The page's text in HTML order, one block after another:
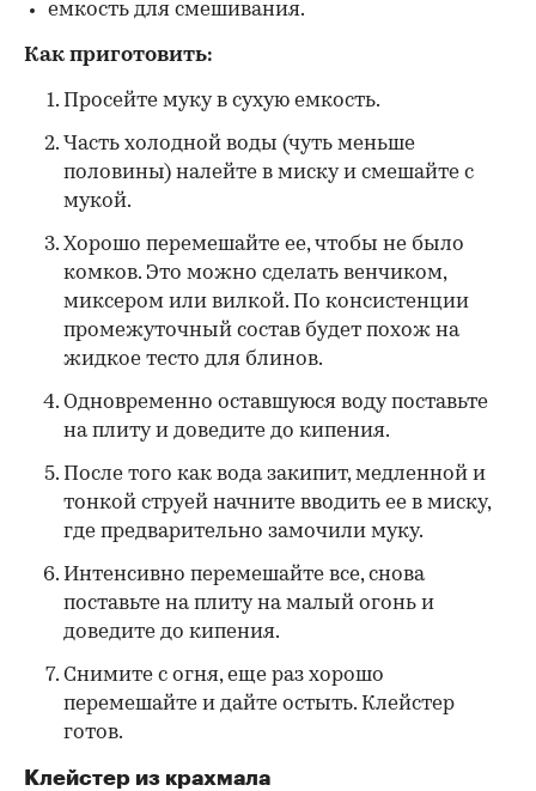
емкость для смешивания.
Как приготовить:
Просейте муку в сухую емкость.
Часть холодной воды (чуть меньше
половины) налейте в миску и смешайте с
мукой.
Хорошо перемешайте ее, чтобы не было
комков. Это можно сделать венчиком,
миксером или вилкой. По консистенции
промежуточный состав будет похож на
жидкое тесто для блинов.
Одновременно оставшуюся воду поставьте
на плиту и доведите до кипения.
После того как вода закипит, медленной и
тонкой струей начните вводить ее в миску,
где предварительно замочили муку.
Интенсивно перемешайте все, снова
поставьте на плиту на малый огонь и
доведите до кипения.
Снимите с огня, еще раз хорошо
перемешайте и дайте остыть. Клейстер
готов.
Клейстер из крахмала